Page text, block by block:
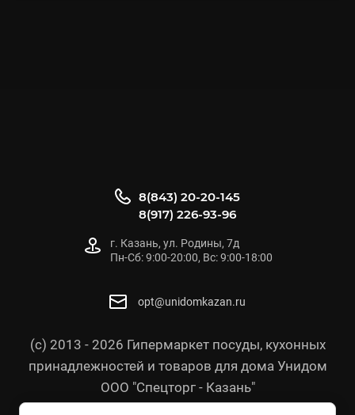
(с) 2013 - 2026 Гипермаркет посуды, кухонных
принадлежностей и товаров для дома Унидом
ООО "Спецторг - Казань"
8(843) 20-20-145
8(917) 226-93-96
г. Казань, ул. Родины, 7д
Пн-Сб: 9:00-20:00, Вс: 9:00-18:00
opt@unidomkazan.ru